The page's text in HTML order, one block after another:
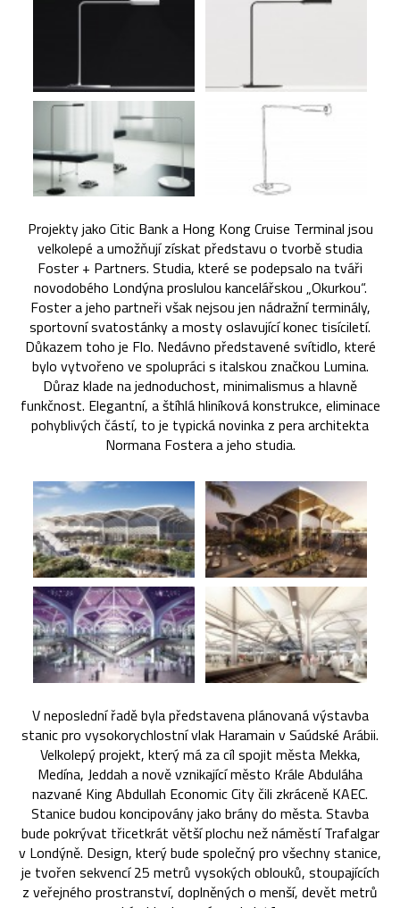
Projekty jako Citic Bank a Hong Kong Cruise Terminal jsou
velkolepé a umožňují získat představu o tvorbě studia
Foster + Partners. Studia, které se podepsalo na tváři
novodobého Londýna proslulou kancelářskou „Okurkou“.
Foster a jeho partneři však nejsou jen nádražní terminály,
sportovní svatostánky a mosty oslavující konec tisíciletí.
Důkazem toho je Flo. Nedávno představené svítidlo, které
bylo vytvořeno ve spolupráci s italskou značkou Lumina.
Důraz klade na jednoduchost, minimalismus a hlavně
funkčnost. Elegantní, a štíhlá hliníková konstrukce, eliminace
pohyblivých částí, to je typická novinka z pera architekta
Normana Fostera a jeho studia.
V neposlední řadě byla představena plánovaná výstavba
stanic pro vysokorychlostní vlak Haramain v Saúdské Arábii.
Velkolepý projekt, který má za cíl spojit města Mekka,
Medína, Jeddah a nově vznikající město Krále Abduláha
nazvané King Abdullah Economic City čili zkráceně KAEC.
Stanice budou koncipovány jako brány do města. Stavba
bude pokrývat třicetkrát větší plochu než náměstí Trafalgar
v Londýně. Design, který bude společný pro všechny stanice,
je tvořen sekvencí 25 metrů vysokých oblouků, stoupajících
z veřejného prostranství, doplněných o menší, devět metrů